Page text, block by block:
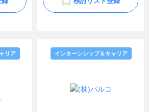
リア インターンシップ＆キャリア